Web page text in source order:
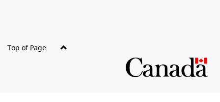
Top of Page